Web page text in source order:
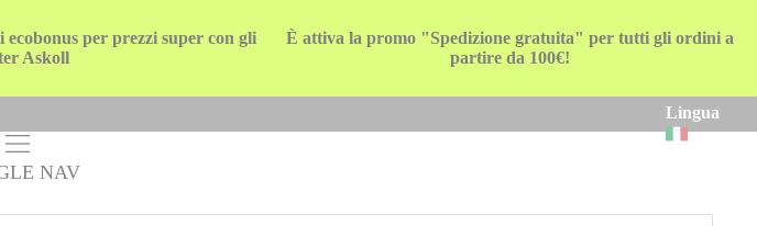
per prezzi super con gli
Askoll
È attiva la promo "Spedizione gratuita" per tutti gli ordini a
partire da 100€!
Lingua
NAV